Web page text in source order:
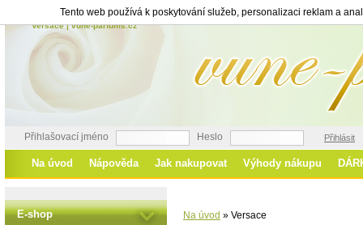
Tento web používá k poskytování služeb, personalizaci reklam a
Versace | vune-parfums.cz
Přihlašovací jméno Heslo Přihlásit
Na úvod Nápověda Jak nakupovat Výhody nákupu
E-shop Na úvod » Versace